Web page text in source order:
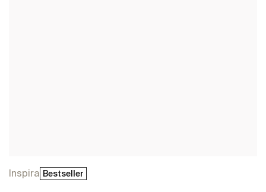
Inspira Bestseller